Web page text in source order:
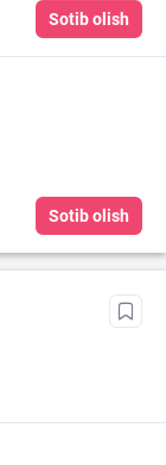
Sotib olish
Sotib olish